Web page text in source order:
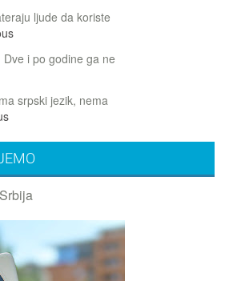
ljude da koriste
i po godine ga ne
srpski jezik, nema